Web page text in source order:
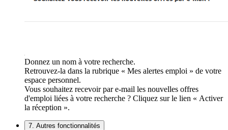
Donnez un nom à votre recherche.
Retrouvez-la dans la rubrique « Mes alertes emploi » de votre
espace personnel.
Vous souhaitez recevoir par e-mail les nouvelles offres
d'emploi liées à votre recherche ? Cliquez sur le lien « Activer
la réception ».
7. Autres fonctionnalités